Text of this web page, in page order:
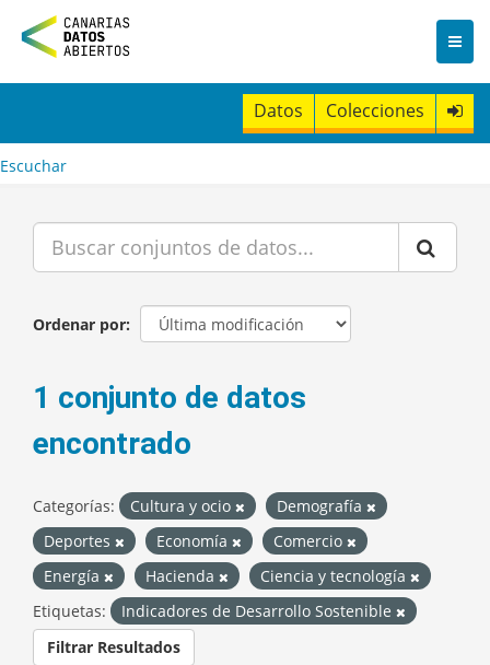
n
t
Datos Colecciones
Escuchar
Ordenar por
1 conjunto de datos
encontrado
Categorías: Cultura y ocio
Demografía
Deportes
Economía
Comercio
Energía
Hacienda
Ciencia y tecnología
Etiquetas:
Indicadores de Desarrollo Sostenible
Filtrar Resultados